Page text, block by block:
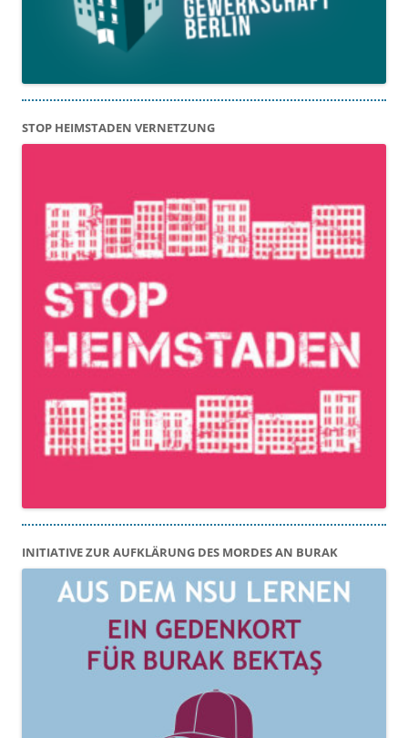
STOP HEIMSTADEN VERNETZUNG
INITIATIVE ZUR AUFKLÄRUNG DES MORDES AN BURAK